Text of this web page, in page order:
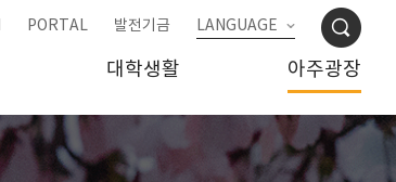
PORTAL 발전기금 LANGUAGE
대학생활 아주광장